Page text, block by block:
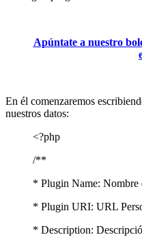
Apúntate a nuestro
En él comenzaremos
nuestros datos:
<?php
/**
* Plugin Name: Nombre
* Plugin URI: URL
* Description: